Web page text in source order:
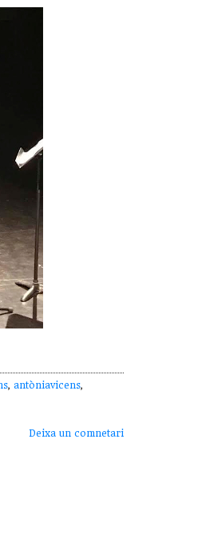
,antòniavicens,
Deixa un comnetari